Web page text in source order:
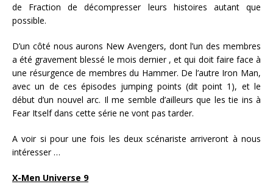
de Fraction de décompresser leurs histoires autant que
possible.
D’un côté nous aurons New Avengers, dont l’un des membres
a été gravement blessé le mois dernier , et qui doit faire face à
une résurgence de membres du Hammer. De l’autre Iron Man,
avec un de ces épisodes jumping points (dit point 1), et le
début d’un nouvel arc. Il me semble d’ailleurs que les tie ins à
Fear Itself dans cette série ne vont pas tarder.
A voir si pour une fois les deux scénariste arriveront à nous
intéresser …
X-Men Universe 9